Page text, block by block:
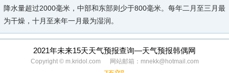
降水量超过2000毫米，中部和东部则少于800毫米。每年二月至三月最
为干燥，十月至来年一月最为湿润。
2021年未来15天天气预报查询—天气预报韩偶网
Copyright © m.kridol.com 网站邮箱：mnekk@hotmail.com